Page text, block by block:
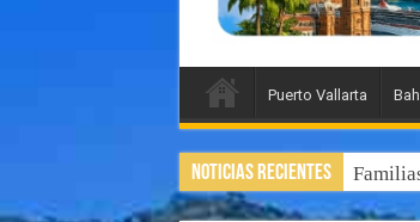
Puerto Vallarta
Noticias Recientes